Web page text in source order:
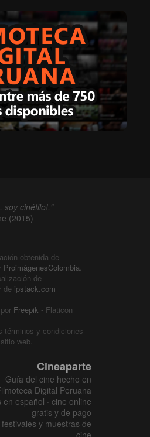
soy cinéfilo!."
(2015)
obtenida de
ProimágenesColombia.
de
de ipstack.com
Freepik - Flaticon
términos y condiciones
web.
Cineaparte
Guía del cine hecho en
Digital Peruana
en español · cine online
gratis y de pago
festivales y muestras de